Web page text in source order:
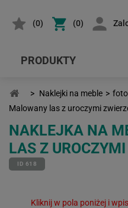
(0) (0)
PRODUKTY
> Naklejki na meble >
Malowany las z uroczymi
NAKLEJKA NA
LAS Z
ID 618
Kliknij w pola poniżej i